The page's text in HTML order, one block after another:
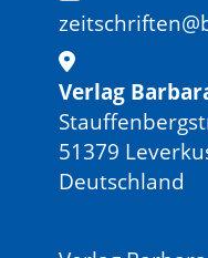
Verlag
51379
Deutschland